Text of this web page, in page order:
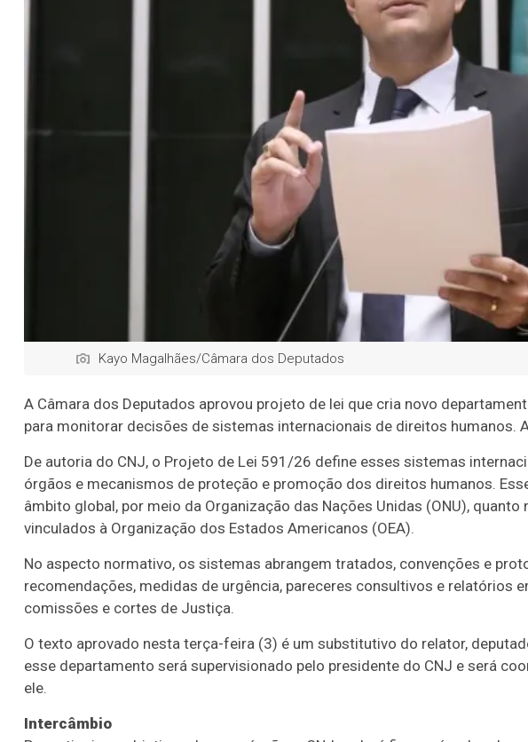
Kayo Magalhães/Câmara dos Deputados
A Câmara dos Deputados aprovou projeto de lei que cria novo
para monitorar decisões de sistemas internacionais de direitos humanos.
De autoria do CNJ, o Projeto de Lei 591/26 define esses sistemas
órgãos e mecanismos de proteção e promoção dos direitos humanos.
âmbito global, por meio da Organização das Nações Unidas (ONU),
vinculados à Organização dos Estados Americanos (OEA).
No aspecto normativo, os sistemas abrangem tratados, convenções e
recomendações, medidas de urgência, pareceres consultivos e relatórios
comissões e cortes de Justiça.
O texto aprovado nesta terça-feira (3) é um substitutivo do relator,
esse departamento será supervisionado pelo presidente do CNJ e será
ele.
Intercâmbio